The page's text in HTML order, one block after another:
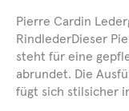
Pierre Cardin
RindlederDieser
steht für eine
abrundet. Die
fügt sich stilsicher